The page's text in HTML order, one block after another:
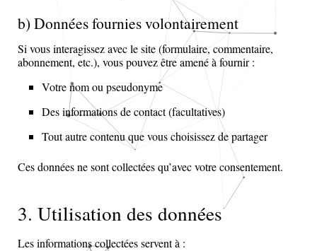
b) Données fournies volontairement
Si vous interagissez avec le site (formulaire, commentaire,
abonnement, etc.), vous pouvez être amené à fournir :
Votre nom ou pseudonyme
Des informations de contact (facultatives)
Tout autre contenu que vous choisissez de partager
Ces données ne sont collectées qu’avec votre consentement.
3. Utilisation des données
Les informations collectées servent à :